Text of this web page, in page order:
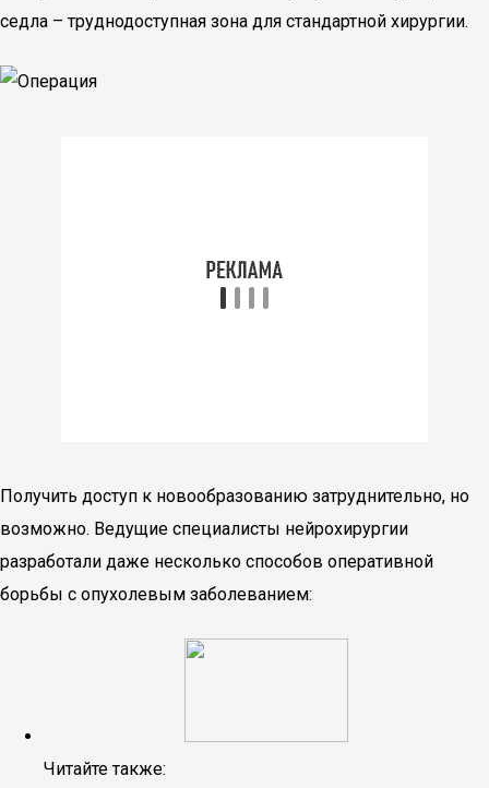
седла – труднодоступная зона для стандартной хирургии.
Получить доступ к новообразованию затруднительно, но
возможно. Ведущие специалисты нейрохирургии
разработали даже несколько способов оперативной
борьбы с опухолевым заболеванием:
Читайте также: